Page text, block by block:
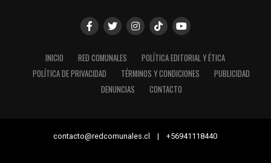
INICIO RED COMUNALES
POLÍTICA EDITORIAL Y ÉTICA
POLÍTICA DE PRIVACIDAD
TÉRMINOS Y CONDICIONES
PUBLICIDAD
DENUNCIAS
CONTACTO
contacto@redcomunales.cl | +56941118440